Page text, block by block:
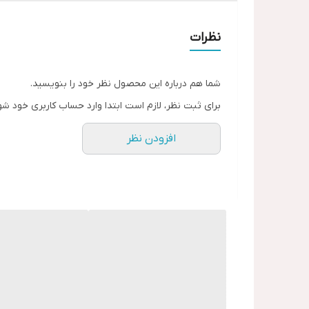
نظرات
شما هم درباره این محصول نظر خود را بنویسید.
برای ثبت نظر، لازم است ابتدا وارد حساب کاربری خود
افزودن نظر